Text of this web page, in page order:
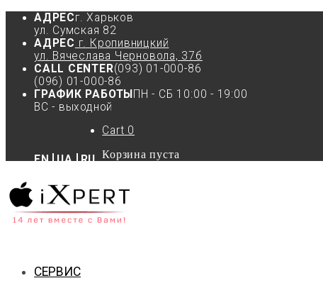
АДРЕСг. Харьков
ул. Сумская 82
АДРЕС г. Кропивницкий
ул. Вячеслава Черновола, 37б
CALL CENTER(093) 01-000-86
(096) 01-000-86
ГРАФИК РАБОТЫ ПН - СБ 10:00 - 19:00
ВС - выходной
EN UA RU
Cart 0
Корзина пуста
СЕРВИС